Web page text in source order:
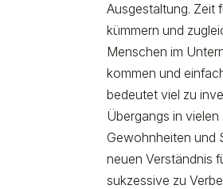
Ausgestaltung. Zeit
kümmern und
Menschen im
kommen und
bedeutet viel zu
Übergangs in
Gewohnheiten und
neuen Verständnis
sukzessive zu